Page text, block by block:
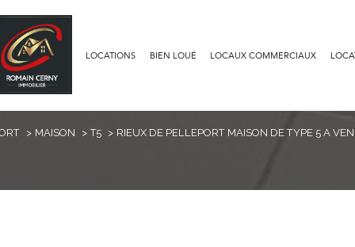
LOCATIONS BIEN LOUÉ LOCAUX COMMERCIAUX
Voir les1annonces
MAISON T5 RIEUX DE PELLEPORT MAISON DE TYPE 5 A